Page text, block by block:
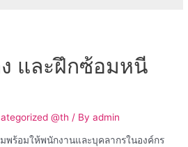
และฝึกซ้อมหนี
@th / Byadmin
พร้อมให้พนักงานและบุคลากรในองค์กร